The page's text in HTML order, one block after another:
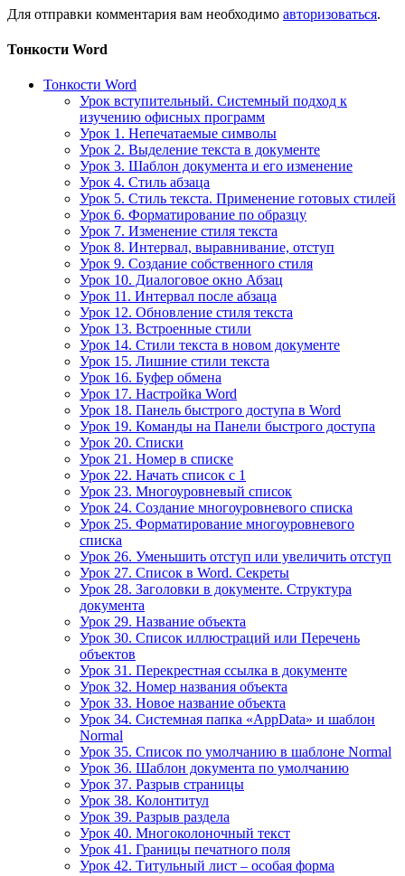
Для отправки комментария вам необходимо авторизоваться.
Тонкости Word
Тонкости Word
Урок вступительный. Системный подход к
изучению офисных программ
Урок 1. Непечатаемые символы
Урок 2. Выделение текста в документе
Урок 3. Шаблон документа и его изменение
Урок 4. Стиль абзаца
Урок 5. Стиль текста. Применение готовых стилей
Урок 6. Форматирование по образцу
Урок 7. Изменение стиля текста
Урок 8. Интервал, выравнивание, отступ
Урок 9. Создание собственного стиля
Урок 10. Диалоговое окно Абзац
Урок 11. Интервал после абзаца
Урок 12. Обновление стиля текста
Урок 13. Встроенные стили
Урок 14. Стили текста в новом документе
Урок 15. Лишние стили текста
Урок 16. Буфер обмена
Урок 17. Настройка Word
Урок 18. Панель быстрого доступа в Word
Урок 19. Команды на Панели быстрого доступа
Урок 20. Списки
Урок 21. Номер в списке
Урок 22. Начать список с 1
Урок 23. Многоуровневый список
Урок 24. Создание многоуровневого списка
Урок 25. Форматирование многоуровневого
списка
Урок 26. Уменьшить отступ или увеличить отступ
Урок 27. Список в Word. Секреты
Урок 28. Заголовки в документе. Структура
документа
Урок 29. Название объекта
Урок 30. Список иллюстраций или Перечень
объектов
Урок 31. Перекрестная ссылка в документе
Урок 32. Номер названия объекта
Урок 33. Новое название объекта
Урок 34. Системная папка «AppData» и шаблон
Normal
Урок 35. Список по умолчанию в шаблоне Normal
Урок 36. Шаблон документа по умолчанию
Урок 37. Разрыв страницы
Урок 38. Колонтитул
Урок 39. Разрыв раздела
Урок 40. Многоколоночный текст
Урок 41. Границы печатного поля
Урок 42. Титульный лист – особая форма